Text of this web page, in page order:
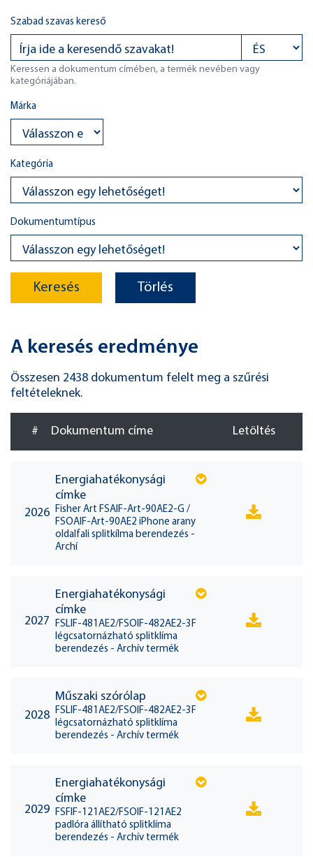
Szabad szavas kereső
Keressen a dokumentum címében, a termék nevében vagy
kategóriájában.
Márka
Kategória
Dokumentumtípus
Keresés Törlés
A keresés eredménye
Összesen 2438 dokumentum felelt meg a szűrési
feltételeknek.
# Dokumentum címe Letöltés
2026
Energiahatékonysági
címke
Fisher Art FSAIF-Art-90AE2-G /
FSOAIF-Art-90AE2 iPhone arany
oldalfali splitkílma berendezés -
Archí
2027
Energiahatékonysági
címke
FSLIF-481AE2/FSOIF-482AE2-3F
légcsatornázható splitklíma
berendezés - Archív termék
2028
Műszaki szórólap
FSLIF-481AE2/FSOIF-482AE2-3F
légcsatornázható splitklíma
berendezés - Archív termék
2029
Energiahatékonysági
címke
FSFIF-121AE2/FSOIF-121AE2
padlóra állítható splitklíma
berendezés - Archív termék